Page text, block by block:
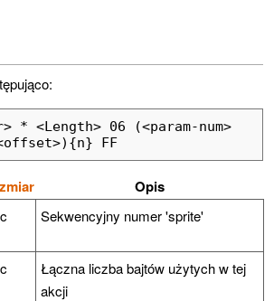
* <Length> 06 (<param-num>
FF
Opis
Sekwencyjny numer 'sprite'
Łączna liczba bajtów użytych w tej
akcji